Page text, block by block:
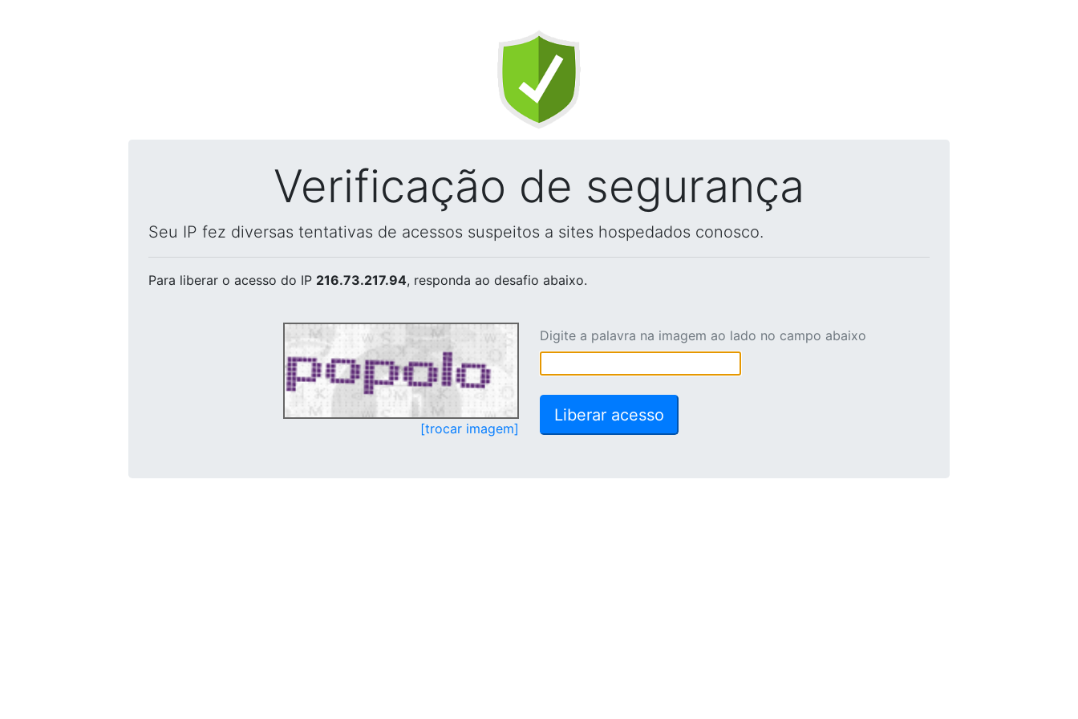
Verificação de segurança
Seu IP fez diversas tentativas de acessos suspeitos a sites hospedados conosco.
Para liberar o acesso do IP 216.73.217.94, responda ao desafio abaixo.
[trocar imagem]
Digite a palavra na imagem ao lado no campo abaixo